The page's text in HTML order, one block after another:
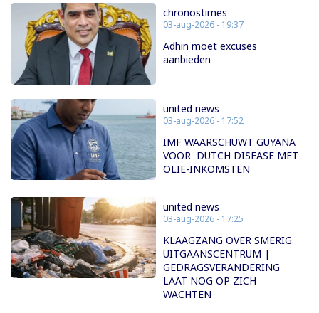
chronostimes
03-aug-2026 - 19:37
Adhin moet excuses
aanbieden
united news
03-aug-2026 - 17:52
IMF WAARSCHUWT GUYANA
VOOR DUTCH DISEASE MET
OLIE-INKOMSTEN
united news
03-aug-2026 - 17:25
KLAAGZANG OVER SMERIG
UITGAANSCENTRUM |
GEDRAGSVERANDERING
LAAT NOG OP ZICH
WACHTEN